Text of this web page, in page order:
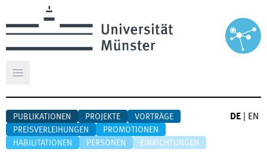
Hauptmenü öffnen
PUBLIKATIONEN PROJEKTE
VORTRÄGE
PREISVERLEIHUNGEN
PROMOTIONEN
HABILITATIONEN
PERSONEN EINRICHTUNGEN
DE EN